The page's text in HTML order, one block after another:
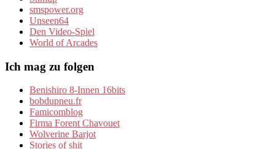
smspower.org
Unseen64
Den Video-Spiel
World of Arcades
Ich mag zu folgen
Benishiro 8-Innen 16bits
bobdupneu.fr
Famicomblog
Firma Forent Chavouet
Wolverine Barjot
Stories of shit